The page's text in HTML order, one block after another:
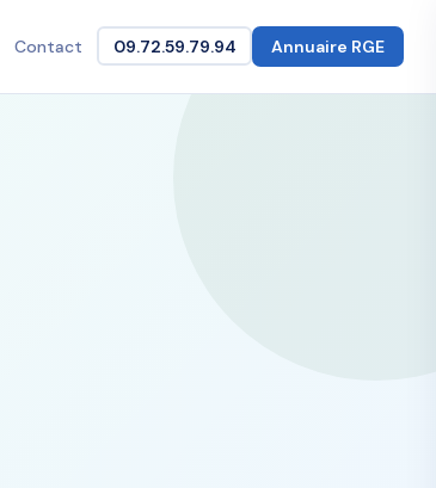
Contact 09.72.59.79.94 Annuaire RGE